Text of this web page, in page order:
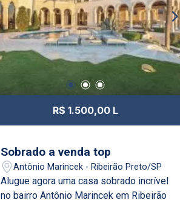
R$ 1.500,00 L
Sobrado a venda top
Antônio Marincek - Ribeirão Preto/SP
Alugue agora uma casa sobrado incrível
no bairro Antônio Marincek em Ribeirão